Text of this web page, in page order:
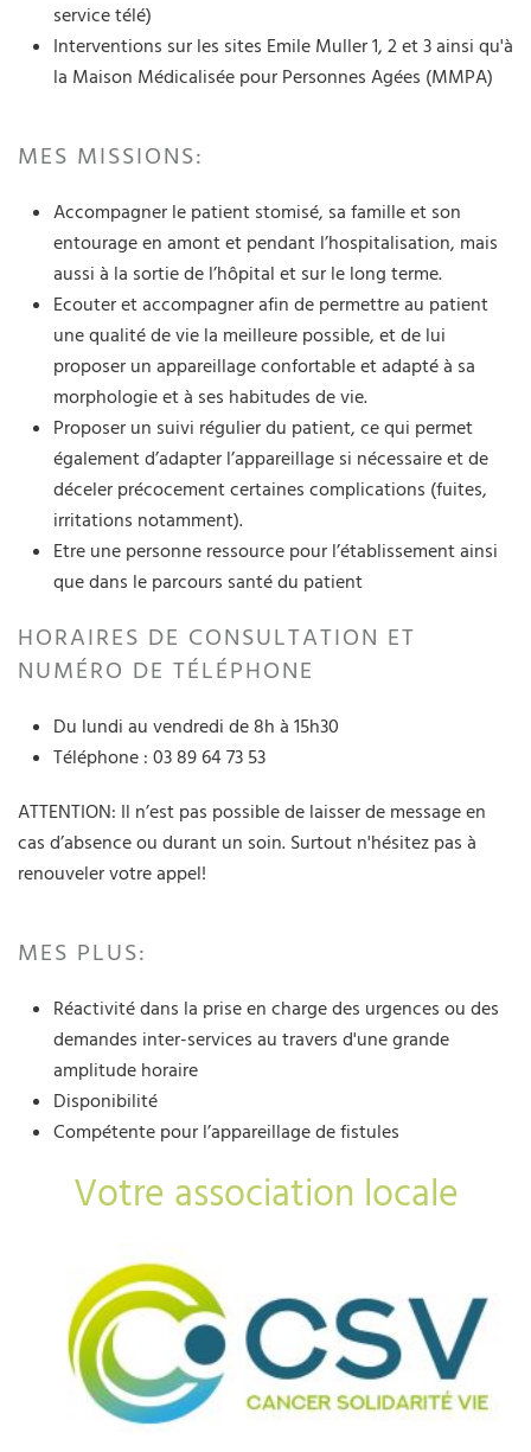
service télé)
Interventions sur les sites Emile Muller 1, 2 et 3 ainsi qu'à
la Maison Médicalisée pour Personnes Agées (MMPA)
MES MISSIONS:
Accompagner le patient stomisé, sa famille et son
entourage en amont et pendant l’hospitalisation, mais
aussi à la sortie de l’hôpital et sur le long terme.
Ecouter et accompagner afin de permettre au patient
une qualité de vie la meilleure possible, et de lui
proposer un appareillage confortable et adapté à sa
morphologie et à ses habitudes de vie.
Proposer un suivi régulier du patient, ce qui permet
également d’adapter l’appareillage si nécessaire et de
déceler précocement certaines complications (fuites,
irritations notamment).
Etre une personne ressource pour l’établissement ainsi
que dans le parcours santé du patient
HORAIRES DE CONSULTATION ET
NUMÉRO DE TÉLÉPHONE
Du lundi au vendredi de 8h à 15h30
Téléphone : 03 89 64 73 53
ATTENTION: Il n’est pas possible de laisser de message en
cas d’absence ou durant un soin. Surtout n'hésitez pas à
renouveler votre appel!
MES PLUS:
Réactivité dans la prise en charge des urgences ou des
demandes inter-services au travers d'une grande
amplitude horaire
Disponibilité
Compétente pour l’appareillage de fistules
Votre association locale
URILCO 68